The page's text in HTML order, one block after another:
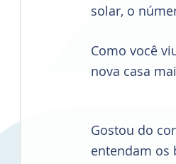
solar, o
Como você
nova casa
Gostou do
entendam os